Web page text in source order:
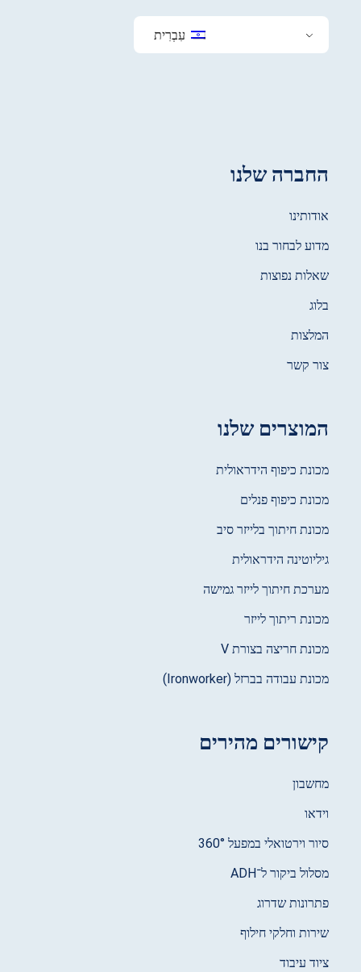
עִבְרִית
החברה שלנו
אודותינו
מדוע לבחור בנו
שאלות נפוצות
בלוג
המלצות
צור קשר
המוצרים שלנו
מכונת כיפוף הידראולית
מכונת כיפוף פנלים
מכונת חיתוך בלייזר סיב
גיליוטינה הידראולית
מערכת חיתוך לייזר גמישה
מכונת ריתוך לייזר
מכונת חריצה בצורת V
מכונת עבודה בברזל (Ironworker)
קישורים מהירים
מחשבון
וידאו
סיור וירטואלי במפעל 360°
מסלול ביקור ל־ADH
פתרונות שדרוג
שירות וחלקי חילוף
ציוד עיבוד